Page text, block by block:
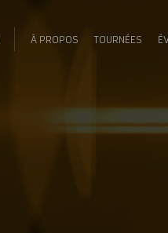
À PROPOS TOURNÉES